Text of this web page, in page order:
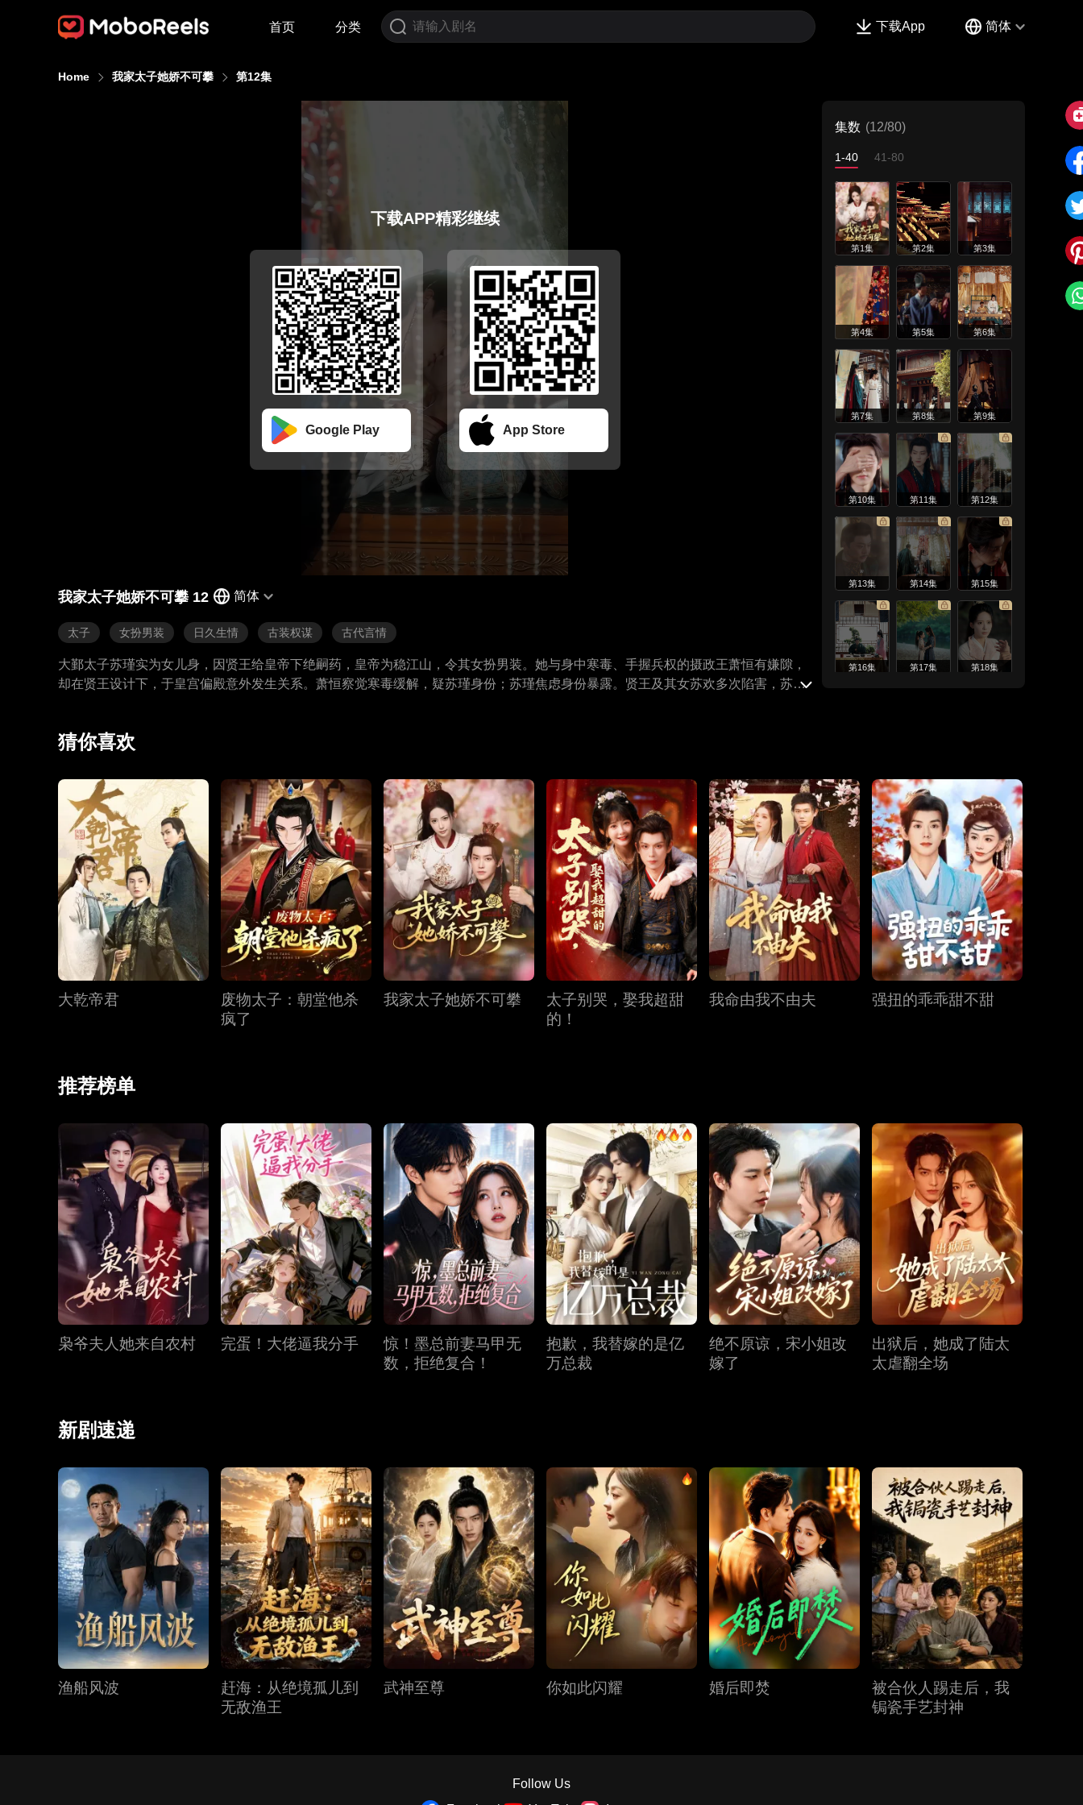
首页 分类 下载App 简体
Home 我家太子她娇不可攀 第12集
下载APP精彩继续
Google Play App Store
我家太子她娇不可攀 12 简体
太子 女扮男装 日久生情 古装权谋 古代言情
大鄞太子苏瑾实为女儿身，因贤王给皇帝下绝嗣药，皇帝为稳江山，令其女扮男装。她与身中寒毒、手握兵权的摄政王萧恒有嫌隙，
却在贤王设计下，于皇宫偏殿意外发生关系。萧恒察觉寒毒缓解，疑苏瑾身份；苏瑾焦虑身份暴露。贤王及其女苏欢多次陷害，苏欢
葬，成后世佳话。
集数 (12/80)
1-40 41-80
第1集 第2集 第3集
第4集 第5集 第6集
第7集 第8集 第9集
第10集 第11集 第12集
第13集 第14集 第15集
第16集 第17集 第18集
第22集 第23集 第24集
第25集 第26集 第27集
第28集 第29集 第30集
第34集 第35集 第36集
第37集 第38集 第39集
第40集
猜你喜欢
大乾帝君
废物太子：朝堂他杀
疯了
我家太子她娇不可攀
太子别哭，娶我超甜
的！
我命由我不由夫 强扭的乖乖甜不甜
推荐榜单
枭爷夫人她来自农村 完蛋！大佬逼我分手
惊！墨总前妻马甲无
数，拒绝复合！
抱歉，我替嫁的是亿
万总裁
绝不原谅，宋小姐改
嫁了
出狱后，她成了陆太
太虐翻全场
新剧速递
渔船风波
赶海：从绝境孤儿到
无敌渔王
武神至尊 你如此闪耀 婚后即焚
被合伙人踢走后，我
锔瓷手艺封神
Follow Us